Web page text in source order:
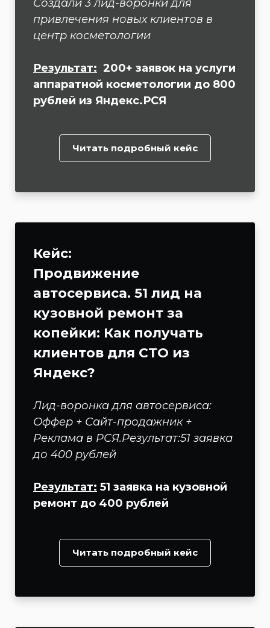
Создали 3 лид-воронки для
привлечения новых клиентов в
центр косметологии
Результат: 200+ заявок на услуги
аппаратной косметологии до 800
рублей из Яндекс.РСЯ
Читать подробный кейс
Кейс:
Продвижение
автосервиса. 51 лид на
кузовной ремонт за
копейки: Как получать
клиентов для СТО из
Яндекс?
Лид-воронка для автосервиса:
Оффер + Сайт-продажник +
Реклама в РСЯ.Результат:51 заявка
до 400 рублей
Результат: 51 заявка на кузовной
ремонт до 400 рублей
Читать подробный кейс